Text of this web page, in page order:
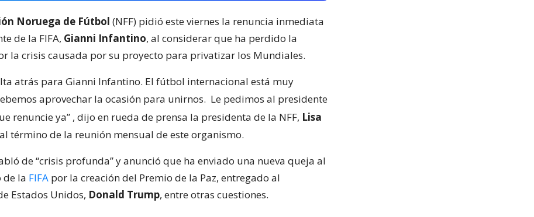
Noruega de Fútbol (NFF) pidió este viernes la renuncia inmediata
de la FIFA, Gianni Infantino, al considerar que ha perdido la
la crisis causada por su proyecto para privatizar los Mundiales.
atrás para Gianni Infantino. El fútbol internacional está muy
aprovechar la ocasión para unirnos. Le pedimos al presidente
renuncie ya” , dijo en rueda de prensa la presidenta de la NFF, Lisa
término de la reunión mensual de este organismo.
de “crisis profunda” y anunció que ha enviado una nueva queja al
de la FIFA por la creación del Premio de la Paz, entregado al
Estados Unidos, Donald Trump, entre otras cuestiones.